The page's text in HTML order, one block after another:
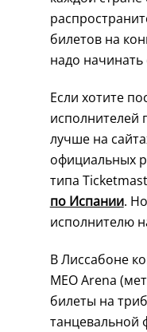
билетов на
надо начинать
Если хотите
исполнителей
лучше на
официальных
типа
по Испании.
исполнителю
В Лиссабоне
MEO Arena
билеты на
танцевальной